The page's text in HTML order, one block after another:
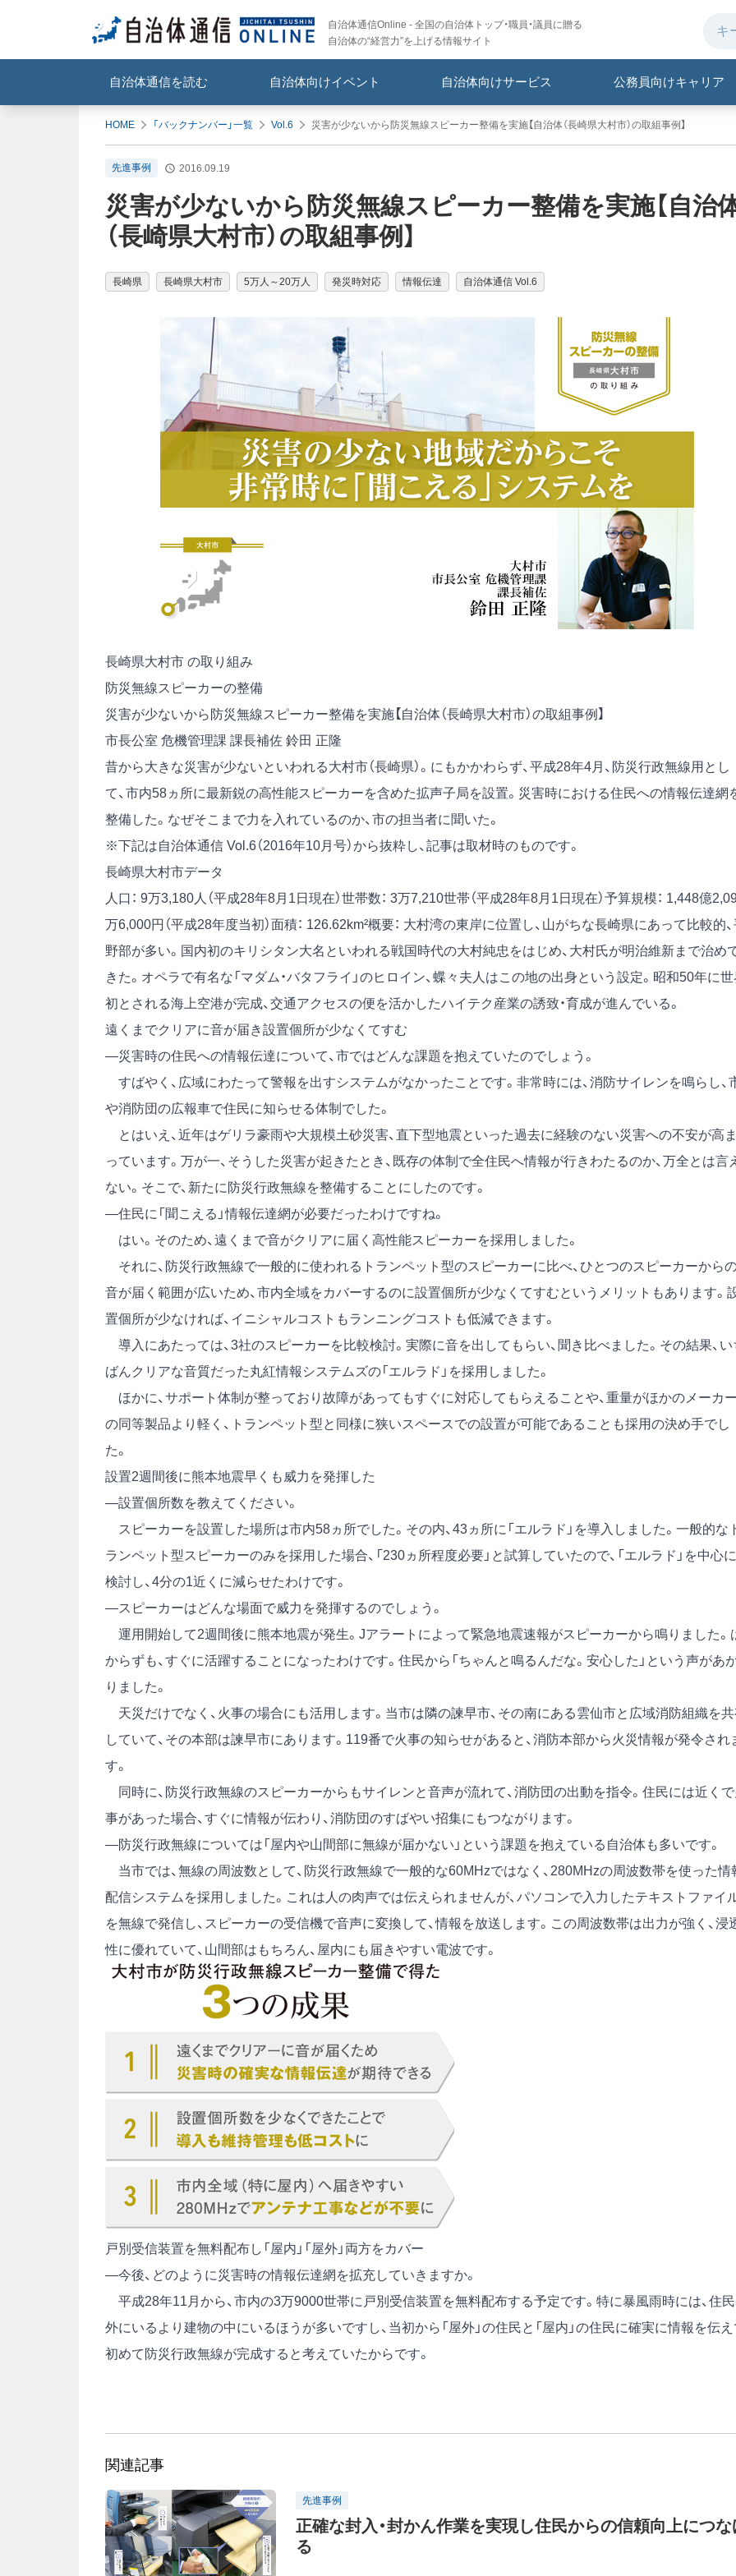
自治体通信Online - 全国の自治体トップ・職員・議員に贈る
自治体の“経営力”を上げる情報サイト
自治体通信を読む 自治体向けイベント 自治体向けサービス 公務員向けキャリア
HOME 「バックナンバー」一覧 Vol.6 災害が少ないから防災無線スピーカー整備を実施【自治体（長崎県大村市）の取組事例】
先進事例 2016.09.19
災害が少ないから防災無線スピーカー整備を実施【自治
（長崎県大村市）の取組事例】
長崎県 長崎県大村市 5万人～20万人 発災時対応 情報伝達 自治体通信 Vol.6
長崎県大村市 の取り組み
防災無線スピーカーの整備
災害が少ないから防災無線スピーカー整備を実施【自治体（長崎県大村市）の取組事例】
市長公室 危機管理課 課長補佐 鈴田 正隆
昔から大きな災害が少ないといわれる大村市（長崎県）。にもかかわらず、平成28年4月、防災行政無線用とし
て、市内58ヵ所に最新鋭の高性能スピーカーを含めた拡声子局を設置。災害時における住民への情報伝達網
整備した。なぜそこまで力を入れているのか、市の担当者に聞いた。
※下記は自治体通信 Vol.6（2016年10月号）から抜粋し、記事は取材時のものです。
長崎県大村市データ
人口： 9万3,180人（平成28年8月1日現在）世帯数： 3万7,210世帯（平成28年8月1日現在）予算規模： 1,448億
万6,000円（平成28年度当初）面積： 126.62km²概要： 大村湾の東岸に位置し、山がちな長崎県にあって比較的
野部が多い。国内初のキリシタン大名といわれる戦国時代の大村純忠をはじめ、大村氏が明治維新まで治め
きた。オペラで有名な「マダム・バタフライ」のヒロイン、蝶々夫人はこの地の出身という設定。昭和50年に世
初とされる海上空港が完成、交通アクセスの便を活かしたハイテク産業の誘致・育成が進んでいる。
遠くまでクリアに音が届き設置個所が少なくてすむ
―災害時の住民への情報伝達について、市ではどんな課題を抱えていたのでしょう。
すばやく、広域にわたって警報を出すシステムがなかったことです。非常時には、消防サイレンを鳴らし、
や消防団の広報車で住民に知らせる体制でした。
とはいえ、近年はゲリラ豪雨や大規模土砂災害、直下型地震といった過去に経験のない災害への不安が高ま
っています。万が一、そうした災害が起きたとき、既存の体制で全住民へ情報が行きわたるのか、万全とは言
ない。そこで、新たに防災行政無線を整備することにしたのです。
―住民に「聞こえる」情報伝達網が必要だったわけですね。
はい。そのため、遠くまで音がクリアに届く高性能スピーカーを採用しました。
それに、防災行政無線で一般的に使われるトランペット型のスピーカーに比べ、ひとつのスピーカーから
音が届く範囲が広いため、市内全域をカバーするのに設置個所が少なくてすむというメリットもあります。
置個所が少なければ、イニシャルコストもランニングコストも低減できます。
導入にあたっては、3社のスピーカーを比較検討。実際に音を出してもらい、聞き比べました。その結果、い
ばんクリアな音質だった丸紅情報システムズの「エルラド」を採用しました。
ほかに、サポート体制が整っており故障があってもすぐに対応してもらえることや、重量がほかのメーカー
の同等製品より軽く、トランペット型と同様に狭いスペースでの設置が可能であることも採用の決め手でし
た。
設置2週間後に熊本地震早くも威力を発揮した
―設置個所数を教えてください。
スピーカーを設置した場所は市内58ヵ所でした。その内、43ヵ所に「エルラド」を導入しました。一般的な
ランペット型スピーカーのみを採用した場合、「230ヵ所程度必要」と試算していたので、「エルラド」を中心に
検討し、4分の1近くに減らせたわけです。
―スピーカーはどんな場面で威力を発揮するのでしょう。
運用開始して2週間後に熊本地震が発生。Jアラートによって緊急地震速報がスピーカーから鳴りました。
からずも、すぐに活躍することになったわけです。住民から「ちゃんと鳴るんだな。安心した」という声があ
りました。
天災だけでなく、火事の場合にも活用します。当市は隣の諫早市、その南にある雲仙市と広域消防組織を
していて、その本部は諫早市にあります。119番で火事の知らせがあると、消防本部から火災情報が発令され
す。
同時に、防災行政無線のスピーカーからもサイレンと音声が流れて、消防団の出動を指令。住民には近くで
事があった場合、すぐに情報が伝わり、消防団のすばやい招集にもつながります。
―防災行政無線については「屋内や山間部に無線が届かない」という課題を抱えている自治体も多いです。
当市では、無線の周波数として、防災行政無線で一般的な60MHzではなく、280MHzの周波数帯を使った情
配信システムを採用しました。これは人の肉声では伝えられませんが、パソコンで入力したテキストファイ
を無線で発信し、スピーカーの受信機で音声に変換して、情報を放送します。この周波数帯は出力が強く、浸
性に優れていて、山間部はもちろん、屋内にも届きやすい電波です。
戸別受信装置を無料配布し「屋内」「屋外」両方をカバー
―今後、どのように災害時の情報伝達網を拡充していきますか。
平成28年11月から、市内の3万9000世帯に戸別受信装置を無料配布する予定です。特に暴風雨時には、住
外にいるより建物の中にいるほうが多いですし、当初から「屋外」の住民と「屋内」の住民に確実に情報を伝え
初めて防災行政無線が完成すると考えていたからです。
関連記事
先進事例
正確な封入・封かん作業を実現し住民からの信頼向上につな
る